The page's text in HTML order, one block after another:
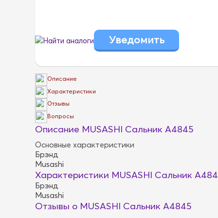
Найти аналоги
Описание
Характеристики
Отзывы
Вопросы
Описание MUSASHI Сальник A4845
Основные характеристики
Брэнд
Musashi
Характеристики MUSASHI Сальник
Брэнд
Musashi
Отзывы о MUSASHI Сальник A4845